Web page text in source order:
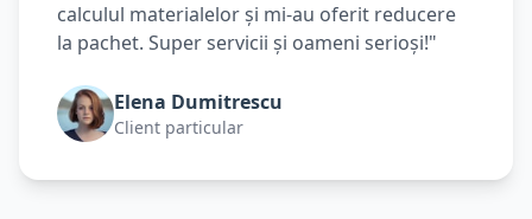
calculul materialelor și mi-au oferit reducere
la pachet. Super servicii și oameni serioși!"
Elena Dumitrescu
Client particular